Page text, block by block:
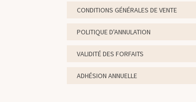
CONDITIONS GÉNÉRALES DE VENTE
POLITIQUE D'ANNULATION
VALIDITÉ DES FORFAITS
ADHÉSION ANNUELLE